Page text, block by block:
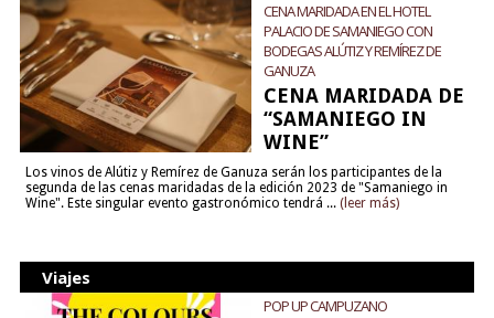
CENA MARIDADA EN EL HOTEL
PALACIO DE SAMANIEGO CON
BODEGAS ALÚTIZ Y REMÍREZ DE
GANUZA
CENA MARIDADA DE
“SAMANIEGO IN
WINE”
Los vinos de Alútiz y Remírez de Ganuza serán los participantes de la
segunda de las cenas maridadas de la edición 2023 de "Samaniego in
Wine". Este singular evento gastronómico tendrá ... (leer más)
Viajes
POP UP CAMPUZANO